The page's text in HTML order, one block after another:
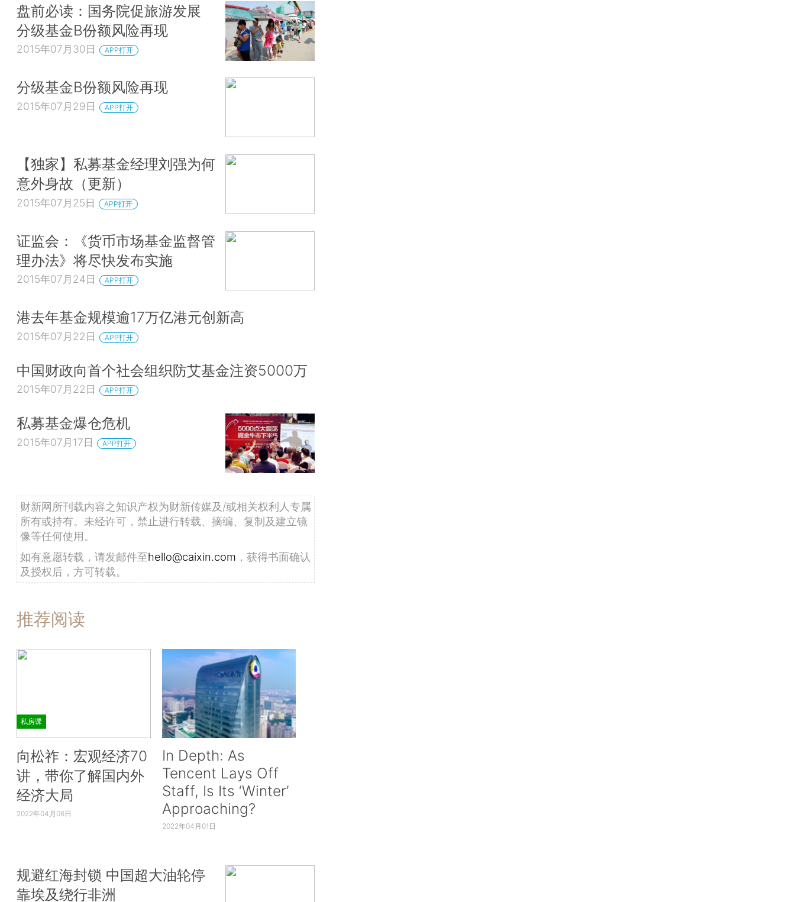
盘前必读：国务院促旅游发展
分级基金B份额风险再现
2015年07月30日 APP打开
分级基金B份额风险再现
2015年07月29日 APP打开
【独家】私募基金经理刘强为何
意外身故（更新）
2015年07月25日 APP打开
证监会：《货币市场基金监督管
理办法》将尽快发布实施
2015年07月24日 APP打开
港去年基金规模逾17万亿港元创新高
2015年07月22日 APP打开
中国财政向首个社会组织防艾基金注资5000万
2015年07月22日 APP打开
私募基金爆仓危机
2015年07月17日 APP打开
财新网所刊载内容之知识产权为财新传媒及/或相关权利人专属
所有或持有。未经许可，禁止进行转载、摘编、复制及建立镜
像等任何使用。
如有意愿转载，请发邮件至hello@caixin.com ，获得书面确认
及授权后，方可转载。
推荐阅读
私房课
向松祚：宏观经济70
讲，带你了解国内外
经济大局
2022年04月06日
In Depth: As
Tencent Lays Off
Staff, Is Its ‘Winter’
Approaching?
2022年04月01日
规避红海封锁 中国超大油轮停
靠埃及绕行非洲